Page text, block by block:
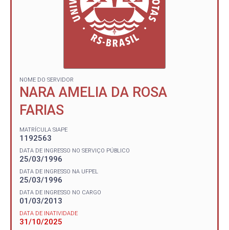
NOME DO SERVIDOR
NARA AMELIA DA ROSA
FARIAS
MATRÍCULA SIAPE
1192563
DATA DE INGRESSO NO SERVIÇO PÚBLICO
25/03/1996
DATA DE INGRESSO NA UFPEL
25/03/1996
DATA DE INGRESSO NO CARGO
01/03/2013
DATA DE INATIVIDADE
31/10/2025